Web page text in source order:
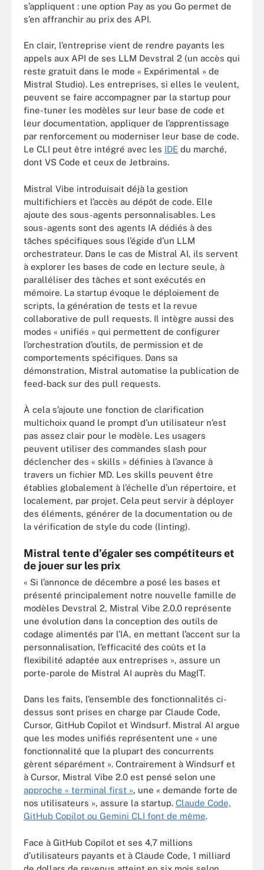
s’appliquent : une option Pay as you Go permet de
s’en affranchir au prix des API.
En clair, l’entreprise vient de rendre payants les
appels aux API de ses LLM Devstral 2 (un accès qui
reste gratuit dans le mode « Expérimental » de
Mistral Studio). Les entreprises, si elles le veulent,
peuvent se faire accompagner par la startup pour
fine-tuner les modèles sur leur base de code et
leur documentation, appliquer de l’apprentissage
par renforcement ou moderniser leur base de code.
Le CLI peut être intégré avec les IDE du marché,
dont VS Code et ceux de Jetbrains.
Mistral Vibe introduisait déjà la gestion
multifichiers et l’accès au dépôt de code. Elle
ajoute des sous-agents personnalisables. Les
sous-agents sont des agents IA dédiés à des
tâches spécifiques sous l’égide d’un LLM
orchestrateur. Dans le cas de Mistral AI, ils servent
à explorer les bases de code en lecture seule, à
paralléliser des tâches et sont exécutés en
mémoire. La startup évoque le déploiement de
scripts, la génération de tests et la revue
collaborative de pull requests. Il intègre aussi des
modes « unifiés » qui permettent de configurer
l’orchestration d’outils, de permission et de
comportements spécifiques. Dans sa
démonstration, Mistral automatise la publication de
feed-back sur des pull requests.
À cela s’ajoute une fonction de clarification
multichoix quand le prompt d’un utilisateur n’est
pas assez clair pour le modèle. Les usagers
peuvent utiliser des commandes slash pour
déclencher des « skills » définies à l’avance à
travers un fichier MD. Les skills peuvent être
établies globalement à l’échelle d’un répertoire, et
localement, par projet. Cela peut servir à déployer
des éléments, générer de la documentation ou de
la vérification de style du code (linting).
Mistral tente d’égaler ses compétiteurs et
de jouer sur les prix
« Si l’annonce de décembre a posé les bases et
présenté principalement notre nouvelle famille de
modèles Devstral 2, Mistral Vibe 2.0.0 représente
une évolution dans la conception des outils de
codage alimentés par l’IA, en mettant l’accent sur la
personnalisation, l’efficacité des coûts et la
flexibilité adaptée aux entreprises », assure un
porte-parole de Mistral AI auprès du MagIT.
Dans les faits, l’ensemble des fonctionnalités ci-
dessus sont prises en charge par Claude Code,
Cursor, GitHub Copilot et Windsurf. Mistral AI argue
que les modes unifiés représentent une « une
fonctionnalité que la plupart des concurrents
gèrent séparément ». Contrairement à Windsurf et
à Cursor, Mistral Vibe 2.0 est pensé selon une
approche « terminal first », une « demande forte de
nos utilisateurs », assure la startup. Claude Code,
GitHub Copilot ou Gemini CLI font de même.
Face à GitHub Copilot et ses 4,7 millions
d’utilisateurs payants et à Claude Code, 1 milliard